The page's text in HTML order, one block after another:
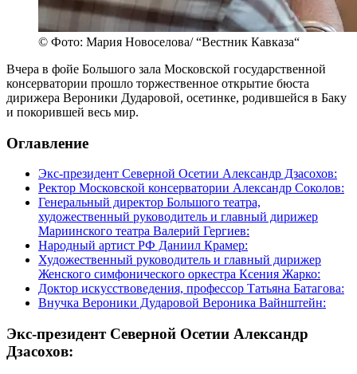
© Фото: Мария Новоселова/ “Вестник Кавказа“
Вчера в фойе Большого зала Московской государственной
консерватории прошло торжественное открытие бюста
дирижера Вероники Дударовой, осетинке, родившейся в Баку
и покорившей весь мир.
Оглавление
Экс-президент Северной Осетии Александр Дзасохов:
Ректор Московской консерватории Александр Соколов:
Генеральный директор Большого театра,
художественный руководитель и главный дирижер
Мариинского театра Валерий Гергиев:
Народный артист РФ Даниил Крамер:
Художественный руководитель и главный дирижер
Женского симфонического оркестра Ксения Жарко:
Доктор искусствоведения, профессор Татьяна Батагова:
Внучка Вероники Дударовой Вероника Вайнштейн:
Экс-президент Северной Осетии Александр
Дзасохов: